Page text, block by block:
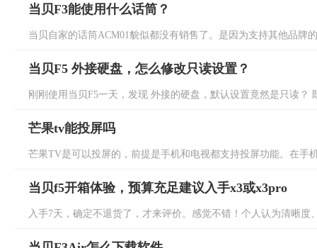
当贝F3能使用什么话筒？
当贝自家的话筒ACM01貌似都没有销售了。是因为支持其他品牌
当贝F5 外接硬盘，怎么修改只读设置？
刚刚使用当贝F5一天，发现 外接的硬盘，默认设置竟然是只读？
芒果tv能投屏吗
芒果TV是可以投屏的，前提是手机和电视都支持投屏功能。在手
当贝f5开箱体验，预算充足建议入手x3或x3pro
入手7天，确定不退货了，才来评价。感觉不错！个人认为清晰